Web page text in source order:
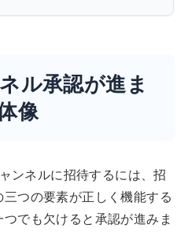
ル承認が進ま
像
ンネルに招待するには、招
つの要素が正しく機能する
でも欠けると承認が進みま